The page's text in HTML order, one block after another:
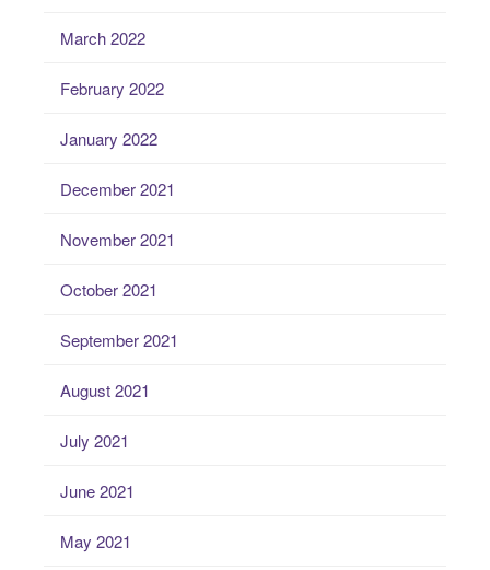
March 2022
February 2022
January 2022
December 2021
November 2021
October 2021
September 2021
August 2021
July 2021
June 2021
May 2021